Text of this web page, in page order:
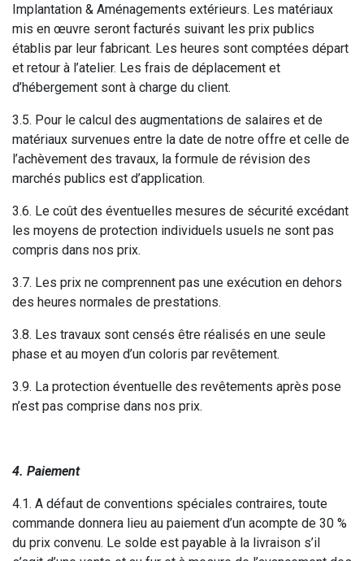
Implantation & Aménagements extérieurs. Les matériaux
mis en œuvre seront facturés suivant les prix publics
établis par leur fabricant. Les heures sont comptées départ
et retour à l’atelier. Les frais de déplacement et
d’hébergement sont à charge du client.
3.5. Pour le calcul des augmentations de salaires et de
matériaux survenues entre la date de notre offre et celle de
l’achèvement des travaux, la formule de révision des
marchés publics est d’application.
3.6. Le coût des éventuelles mesures de sécurité excédant
les moyens de protection individuels usuels ne sont pas
compris dans nos prix.
3.7. Les prix ne comprennent pas une exécution en dehors
des heures normales de prestations.
3.8. Les travaux sont censés être réalisés en une seule
phase et au moyen d’un coloris par revêtement.
3.9. La protection éventuelle des revêtements après pose
n’est pas comprise dans nos prix.
4. Paiement
4.1. A défaut de conventions spéciales contraires, toute
commande donnera lieu au paiement d’un acompte de 30 %
du prix convenu. Le solde est payable à la livraison s’il